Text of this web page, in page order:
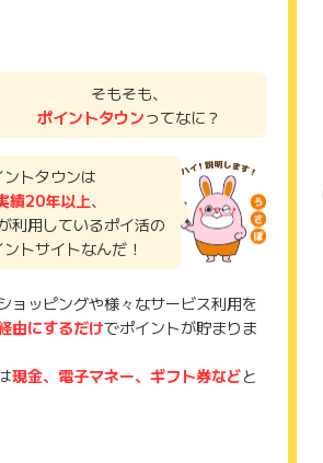
イント獲得するまで必ず保管してくださ
状態でお問い合わせされる際に、該当の
く場合がございます。
された場合は対応いたしかねますので、
どwebサイトを表示するアプリのこと
は掲載が終了となっておりポイントが獲
注意くださいませ。
そもそも、
ポイントタウンってなに？
ントタウンは
績20年以上、
利用しているポイ活の
トサイトなんだ！
ョッピングや様々なサービス利用を
由にするだけでポイントが貯まりま
現金、電子マネー、ギフト券などと